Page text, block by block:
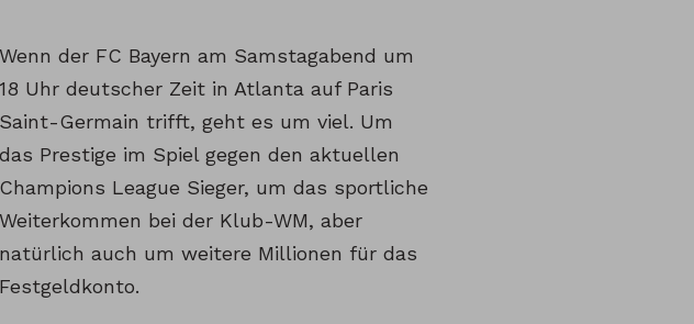
Wenn der FC Bayern am Samstagabend um
18 Uhr deutscher Zeit in Atlanta auf Paris
Saint-Germain trifft, geht es um viel. Um
das Prestige im Spiel gegen den aktuellen
Champions League Sieger, um das sportliche
Weiterkommen bei der Klub-WM, aber
natürlich auch um weitere Millionen für das
Festgeldkonto.